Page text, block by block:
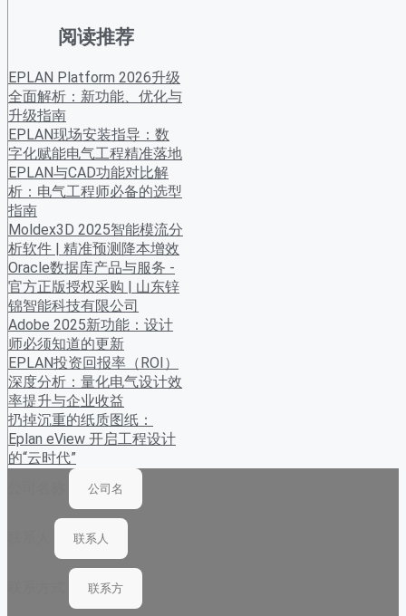
阅读推荐
EPLAN Platform 2026升级
全面解析：新功能、优化与
升级指南
EPLAN现场安装指导：数
字化赋能电气工程精准落地
EPLAN与CAD功能对比解
析：电气工程师必备的选型
指南
Moldex3D 2025智能模流分
析软件 | 精准预测降本增效
Oracle数据库产品与服务 -
官方正版授权采购 | 山东锌
锦智能科技有限公司
Adobe 2025新功能：设计
师必须知道的更新
EPLAN投资回报率（ROI）
深度分析：量化电气设计效
率提升与企业收益
扔掉沉重的纸质图纸：
Eplan eView 开启工程设计
的“云时代”